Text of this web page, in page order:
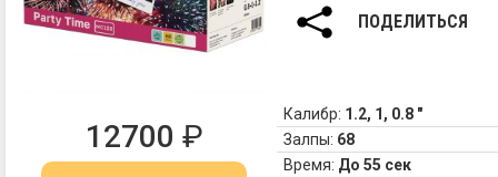
ПОДЕЛИТЬСЯ
12700 ₽
Калибр: 1.2, 1, 0.8 "
Залпы: 68
Время: До 55 сек